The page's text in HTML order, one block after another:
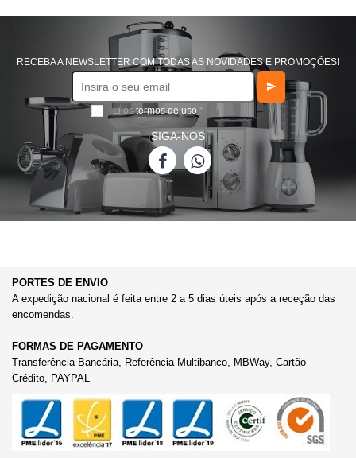
RECEBA A NEWSLETTER COM TODAS AS NOVIDADES E PROMOÇÕES!
Li ostermos de uso *
SIGA-NOS
PORTES DE ENVIO
A expedição nacional é feita entre 2 a 5 dias úteis após a receção das
encomendas.
FORMAS DE PAGAMENTO
Transferência Bancária, Referência Multibanco, MBWay, Cartão
Crédito, PAYPAL